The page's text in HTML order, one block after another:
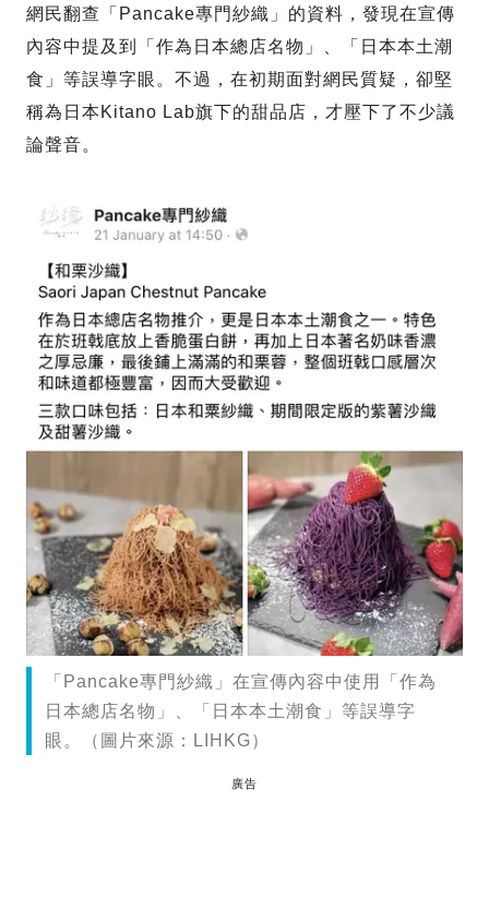
網民翻查「Pancake專門紗織」的資料，發現在宣傳
內容中提及到「作為日本總店名物」、「日本本土潮
食」等誤導字眼。不過，在初期面對網民質疑，卻堅
稱為日本Kitano Lab旗下的甜品店，才壓下了不少議
論聲音。
「Pancake專門紗織」在宣傳內容中使用「作為
日本總店名物」、「日本本土潮食」等誤導字
眼。（圖片來源：LIHKG）
廣告